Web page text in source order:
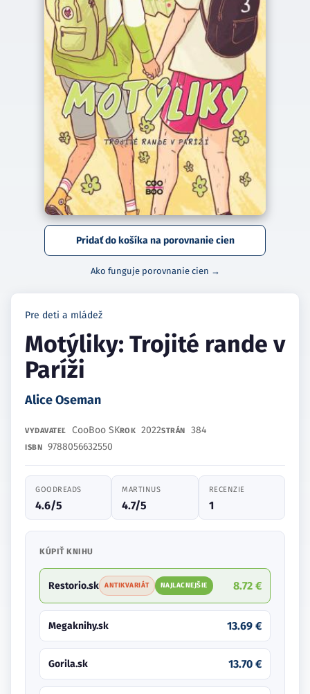
Pridať do košíka na porovnanie cien
Ako funguje porovnanie cien →
Pre deti a mládež
Motýliky: Trojité rande v
Paríži
Alice Oseman
VYDAVATEĽ CooBoo SKROK 2022STRÁN 384
ISBN 9788056632550
GOODREADS
4.6/5
MARTINUS
4.7/5
RECENZIE
1
KÚPIŤ KNIHU
Restorio.sk ANTIKVARIÁT NAJLACNEJŠIE 8.72 €
Megaknihy.sk 13.69 €
Gorila.sk 13.70 €